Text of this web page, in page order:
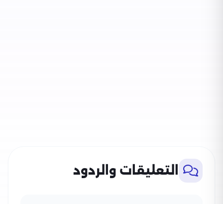
التعليقات والردود